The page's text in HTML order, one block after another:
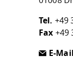
Tel. +49
Fax +49
E-Mail